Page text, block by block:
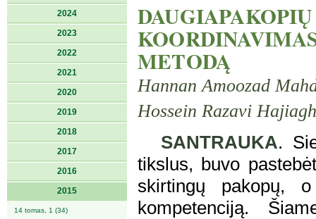
2024
2023
2022
2021
2020
2019
2018
2017
2016
2015
14 tomas, 1 (34)
METODĄ
Hannan Amoozad
Hossein Razavi
SANTRAUKA.
tikslus, buvo
skirtingų pakopų,
kompetenciją.